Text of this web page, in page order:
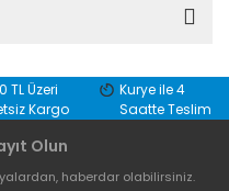
TL Üzeri
Kargo
Kurye ile 4
Saatte Teslim
Olun
haberdar olabilirsiniz.